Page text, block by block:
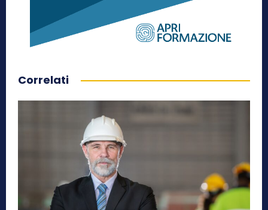
Correlati